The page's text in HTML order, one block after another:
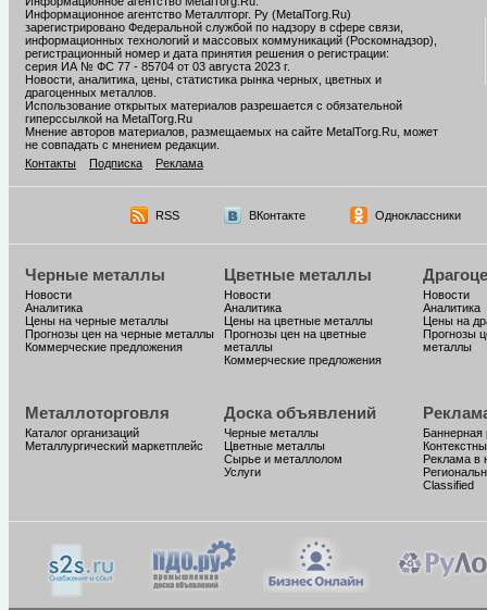
Информационное агентство Металлторг. Ру (MetalTorg.Ru)
зарегистрировано Федеральной службой по надзору в сфере связи,
информационных технологий и массовых коммуникаций (Роскомнадзор),
регистрационный номер и дата принятия решения о регистрации:
серия ИА № ФС 77 - 85704 от 03 августа 2023 г.
Новости, аналитика, цены, статистика рынка черных, цветных и
драгоценных металлов.
Использование открытых материалов разрешается с обязательной
гиперссылкой на MetalTorg.Ru
Мнение авторов материалов, размещаемых на сайте MetalTorg.Ru, может
не совпадать с мнением редакции.
Контакты
Подписка Реклама
RSS ВКонтакте Одноклассники
Черные металлы
Новости
Аналитика
Цены на черные металлы
Прогнозы цен на черные металлы
Коммерческие предложения
Цветные металлы
Новости
Аналитика
Цены на цветные металлы
Прогнозы цен на цветные
металлы
Коммерческие предложения
Новости
Аналитика
Цены на
Прогнозы
металлы
Металлоторговля
Каталог организаций
Металлургический маркетплейс
Доска объявлений
Черные металлы
Цветные металлы
Сырье и металлолом
Услуги
Баннерная
Реклама в
Classified